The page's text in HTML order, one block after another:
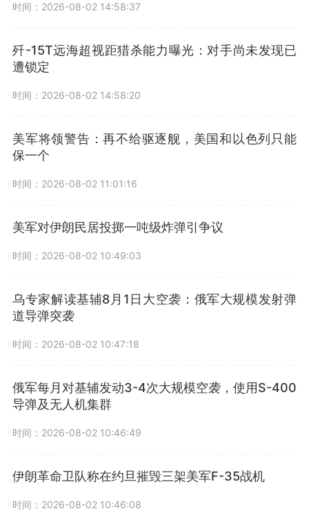
时间：2026-08-02 14:58:37
歼-15T远海超视距猎杀能力曝光：对手尚未发现已
遭锁定
时间：2026-08-02 14:58:20
美军将领警告：再不给驱逐舰，美国和以色列只能
保一个
时间：2026-08-02 11:01:16
美军对伊朗民居投掷一吨级炸弹引争议
时间：2026-08-02 10:49:03
乌专家解读基辅8月1日大空袭：俄军大规模发射弹
道导弹突袭
时间：2026-08-02 10:47:18
俄军每月对基辅发动3-4次大规模空袭，使用S-400
导弹及无人机集群
时间：2026-08-02 10:46:49
伊朗革命卫队称在约旦摧毁三架美军F-35战机
时间：2026-08-02 10:46:08